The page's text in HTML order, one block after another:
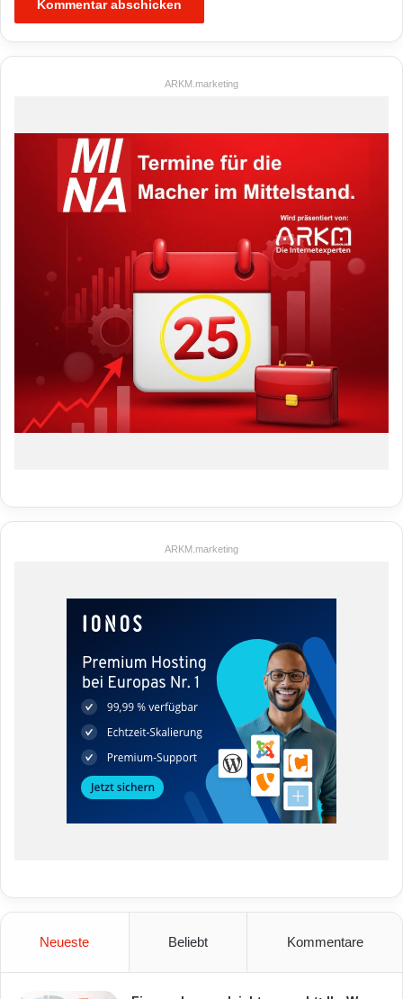
ARKM.marketing
ARKM.marketing
Neueste Beliebt Kommentare